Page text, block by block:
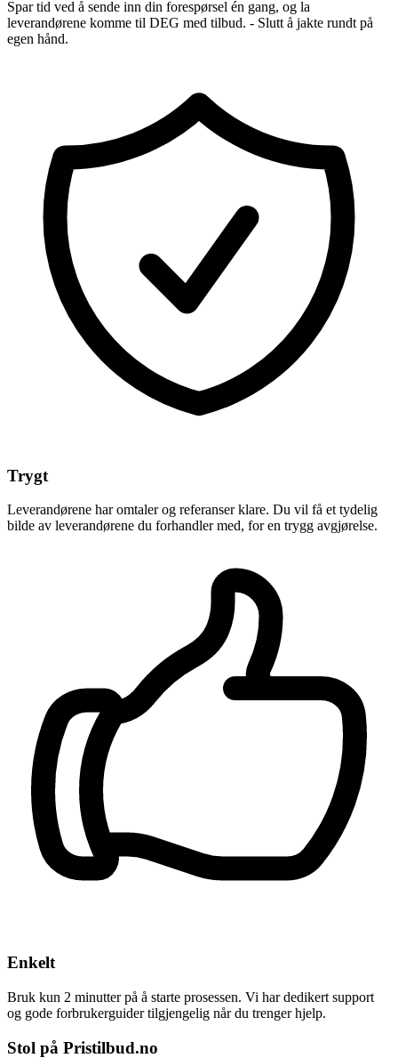
Spar tid ved å sende inn din forespørsel én gang, og la
leverandørene komme til DEG med tilbud. - Slutt å jakte rundt på
egen hånd.
Trygt
Leverandørene har omtaler og referanser klare. Du vil få et tydelig
bilde av leverandørene du forhandler med, for en trygg avgjørelse.
Enkelt
Bruk kun 2 minutter på å starte prosessen. Vi har dedikert support
og gode forbrukerguider tilgjengelig når du trenger hjelp.
Stol på Pristilbud.no